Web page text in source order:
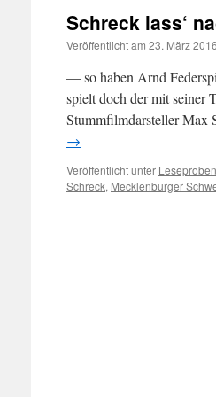
Schreck lass‘
Veröffentlicht am 23. März 2016
— so haben Arnd
spielt doch der mit seiner
Stummfilmdarsteller Max
→
Veröffentlicht unter Leseproben
Schreck, Mecklenburger